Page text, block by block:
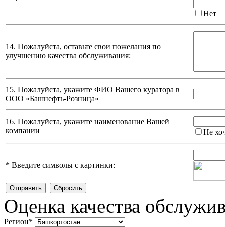
Нет
14. Пожалуйста, оставьте свои пожелания по
улучшению качества обслуживания:
15. Пожалуйста, укажите ФИО Вашего куратора в
ООО «Башнефть-Розница»
16. Пожалуйста, укажите наименование Вашей
компании
Не
* Введите символы с картинки:
Оценка качества
Регион*